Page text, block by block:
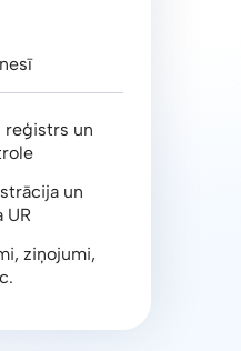
reģistrs un
un
UR
ziņojumi,